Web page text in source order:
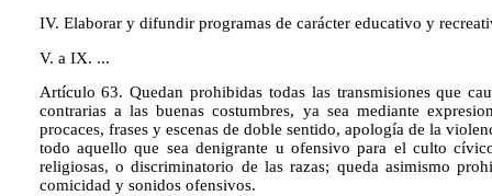
IV. Elaborar y difundir programas de carácter educativo y
V. a IX. ...
Artículo 63. Quedan prohibidas todas las transmisiones que
contrarias a las buenas costumbres, ya sea mediante
procaces, frases y escenas de doble sentido, apología de la
todo aquello que sea denigrante u ofensivo para el culto
religiosas, o discriminatorio de las razas; queda asimismo
comicidad y sonidos ofensivos.